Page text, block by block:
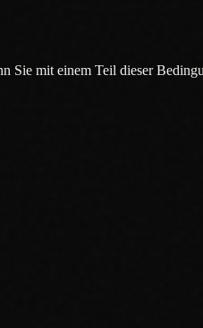
Sie mit einem Teil dieser